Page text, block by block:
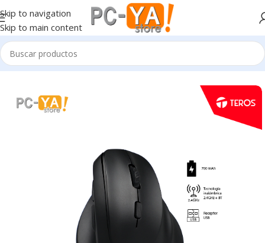
Skip to navigation
Skip to main content
Inicio Periféricos